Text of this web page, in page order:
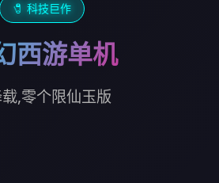
🧷 科技巨作
西游单机
,零个限仙玉版